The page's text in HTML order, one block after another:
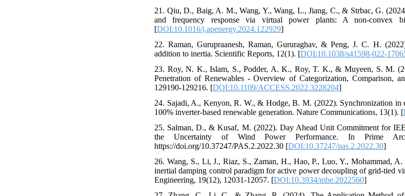
21. Qiu, D., Baig, A. M., Wang, Y., Wang, L., Jiang, C., & Strbac, G.
and frequency response via virtual power plants: A non-convex
[DOI:10.1016/j.apenergy.2024.122929]
22. Raman, Gurupraanesh, Raman, Gururaghav, & Peng, J. C. H.
addition to inertia. Scientific Reports, 12(1). [DOI:10.1038/s41598-022-
23. Roy, N. K., Islam, S., Podder, A. K., Roy, T. K., & Muyeen, S. M.
Penetration of Renewables - Overview of Categorization, Comparison,
129190-129216. [DOI:10.1109/ACCESS.2022.3228204]
24. Sajadi, A., Kenyon, R. W., & Hodge, B. M. (2022). Synchronization in
100% inverter-based renewable generation. Nature Communications, 13(1). [
25. Salman, D., & Kusaf, M. (2022). Day Ahead Unit Commitment for
the Uncertainty of Wind Power Performance. In Prime
https://doi.org/10.37247/PAS.2.2022.30 [DOI:10.37247/pas.2.2022.30]
26. Wang, S., Li, J., Riaz, S., Zaman, H., Hao, P., Luo, Y., Mohammad,
inertial damping control paradigm for active power decoupling of grid-tied
Engineering, 19(12), 12031-12057. [DOI:10.3934/mbe.2022560]